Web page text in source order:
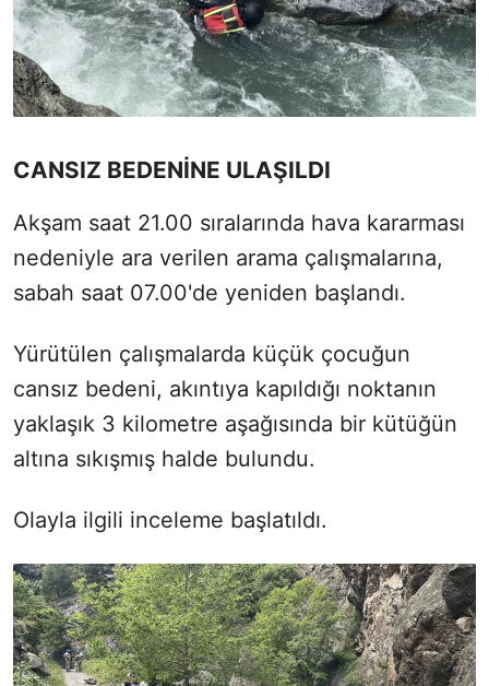
CANSIZ BEDENİNE ULAŞILDI
Akşam saat 21.00 sıralarında hava kararması
nedeniyle ara verilen arama çalışmalarına,
sabah saat 07.00'de yeniden başlandı.
Yürütülen çalışmalarda küçük çocuğun
cansız bedeni, akıntıya kapıldığı noktanın
yaklaşık 3 kilometre aşağısında bir kütüğün
altına sıkışmış halde bulundu.
Olayla ilgili inceleme başlatıldı.